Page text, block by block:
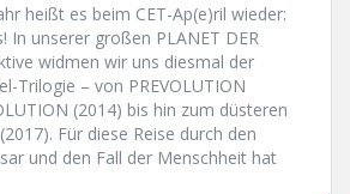
heißt es beim CET-Ap(e)ril wieder:
In unserer großen PLANET DER
widmen wir uns diesmal der
Trilogie – von PREVOLUTION
(2014) bis hin zum düsteren
Für diese Reise durch den
und den Fall der Menschheit hat